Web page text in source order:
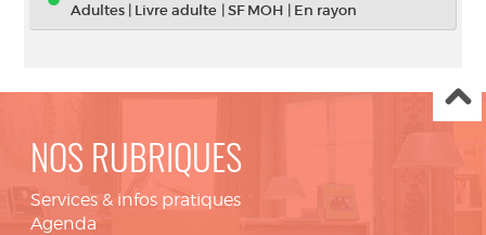
Adultes | Livre adulte |SF MOH | En rayon
NOS RUBRIQUES
Services & infos pratiques
Agenda